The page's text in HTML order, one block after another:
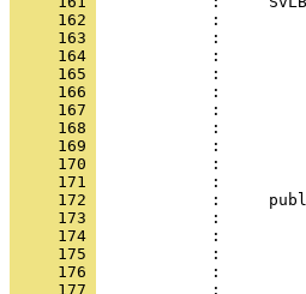
     162
     163
     164
     165
     166
     167
     168
     169
     170
     171
     172
     173
     174
     175
     176
     177